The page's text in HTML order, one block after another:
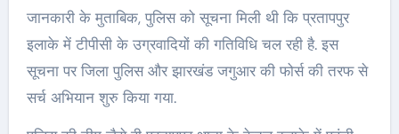
जानकारी के मुताबिक, पुलिस को सूचना मिली थी कि प्रतापपुर
इलाके में टीपीसी के उग्रवादियों की गतिविधि चल रही है. इस
सूचना पर जिला पुलिस और झारखंड जगुआर की फोर्स की तरफ से
सर्च अभियान शुरु किया गया.